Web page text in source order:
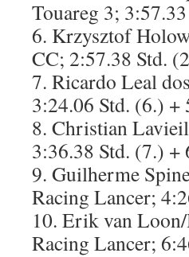
Touareg 3;
6. Krzysztof
CC; 2:57.38 Std.
7. Ricardo Leal
3:24.06 Std. (6.) +
8. Christian
3:36.38 Std. (7.) +
9. Guilherme
Racing Lancer;
10. Erik van
Racing Lancer;